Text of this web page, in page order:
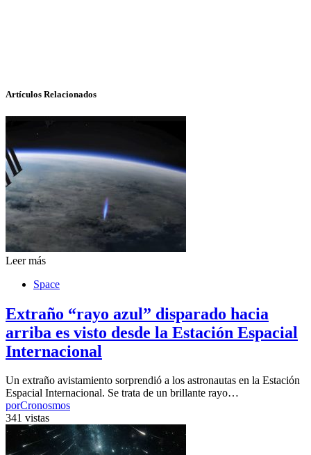
Artículos Relacionados
Leer más
Space
Extraño “rayo azul” disparado hacia
arriba es visto desde la Estación Espacial
Internacional
Un extraño avistamiento sorprendió a los astronautas en la Estación
Espacial Internacional. Se trata de un brillante rayo…
porCronosmos
341 vistas